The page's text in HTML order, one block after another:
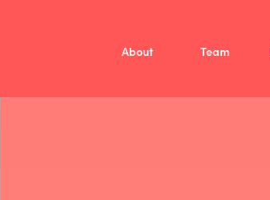
About
Team